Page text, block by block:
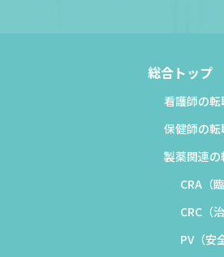
総合トップ
看護師の転
保健師の転
製薬関連の
CRA（
CRC（
PV（安